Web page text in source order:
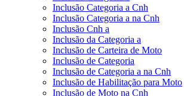
Inclusão Categoria a Cnh
Inclusão Categoria a na Cnh
Inclusão Cnh a
Inclusão da Categoria a
Inclusão de Carteira de Moto
Inclusão de Categoria
Inclusão de Categoria a na Cnh
Inclusão de Habilitação para Moto
Inclusão de Moto na Cnh